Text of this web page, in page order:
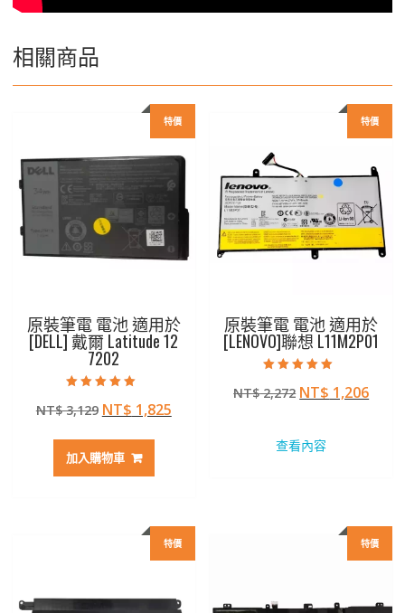
相關商品
特價
原裝筆電 電池 適用於
[DELL] 戴爾 Latitude 12
7202
5.00
滿分 5
NT$3,129 原
價
格：
NT$ 1,825目
加入購物車
特價
原裝筆電 電池 適用於
[LENOVO]聯想 L11M2P01
5.00
滿分 5
NT$2,272 原
格：
NT$ 1,206目
查看內容
特價 特價